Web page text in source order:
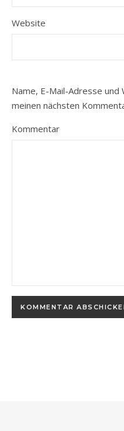
Website
Name, E-Mail-Adresse
meinen nächsten
Kommentar